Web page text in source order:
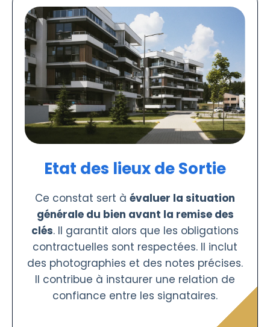
Etat des lieux de Sortie
Ce constat sert à évaluer la situation
générale du bien avant la remise des
clés. Il garantit alors que les obligations
contractuelles sont respectées. Il inclut
des photographies et des notes précises.
Il contribue à instaurer une relation de
confiance entre les signataires.